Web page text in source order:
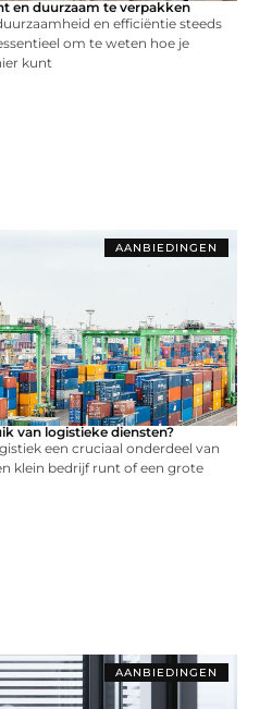
en duurzaam te verpakken
en efficiëntie steeds
om te weten hoe je
kunt
AANBIEDINGEN
van logistieke diensten?
een cruciaal onderdeel van
klein bedrijf runt of een grote
AANBIEDINGEN